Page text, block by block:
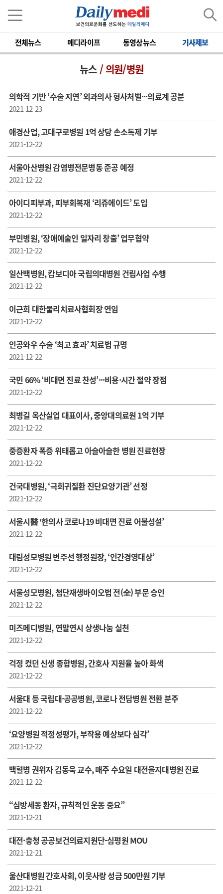
전체뉴스 메디라이프 동영상뉴스 기사제보
뉴스/ 의원/병원
의학적 기반 ‘수술 지연’ 외과의사 형사처벌···의료계 공분
2021-12-23
애경산업, 고대구로병원 1억 상당 손소독제 기부
2021-12-22
서울아산병원 감염병전문병동 준공 예정
2021-12-22
아이디피부과, 피부회복재 ‘리쥬에이드’ 도입
2021-12-22
부민병원, ‘장애예술인 일자리 창출’ 업무협약
2021-12-22
일산백병원, 캄보디아 국립의대병원 건립사업 수행
2021-12-22
이근희 대한물리치료사협회장 연임
2021-12-22
인공와우 수술 ‘최고 효과’ 치료법 규명
2021-12-22
국민 66% ‘비대면 진료 찬성’···비용·시간 절약 장점
2021-12-22
최병길 옥산실업 대표이사, 중앙대의료원 1억 기부
2021-12-22
중증환자 폭증 위태롭고 아슬아슬한 병원 진료현장
2021-12-22
건국대병원, ‘극희귀질환 진단요양기관’ 선정
2021-12-22
서울시醫 ‘한의사 코로나19 비대면 진료 어불성설’
2021-12-22
대림성모병원 변주선 행정원장, ‘인간경영대상’
2021-12-22
서울성모병원, 첨단재생바이오법 전(全) 부문 승인
2021-12-22
미즈메디병원, 연말연시 상생나눔 실천
2021-12-22
걱정 컸던 신생 종합병원, 간호사 지원율 높아 화색
2021-12-22
서울대 등 국립대·공공병원, 코로나 전담병원 전환 분주
2021-12-22
‘요양병원 적정성평가, 부작용 예상보다 심각’
2021-12-22
백혈병 권위자 김동욱 교수, 매주 수요일 대전을지대병원 진료
2021-12-22
“심방세동 환자, 규칙적인 운동 중요”
2021-12-21
대전·충청 공공보건의료지원단-심평원 MOU
2021-12-21
울산대병원 간호사회, 이웃사랑 성금 500만원 기부
2021-12-21